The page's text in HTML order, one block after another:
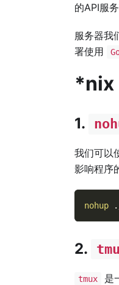
的API服务
服务器我
署使用
*nix
1.
我们可以
影响程序
nohup
2.
tmux 是